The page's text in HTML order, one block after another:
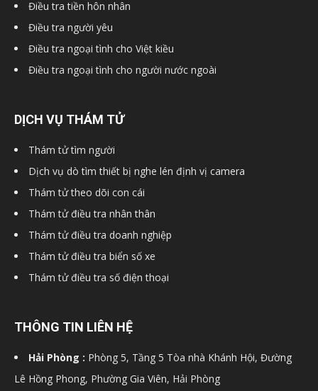
Điều tra tiền hôn nhân
Điều tra người yêu
Điều tra ngoại tình cho Việt kiều
Điều tra ngoại tình cho người nước ngoài
DỊCH VỤ THÁM TỬ
Thám tử tìm người
Dịch vụ dò tìm thiết bị nghe lén định vị camera
Thám tử theo dõi con cái
Thám tử điều tra nhân thân
Thám tử điều tra doanh nghiệp
Thám tử điều tra biển số xe
Thám tử điều tra số điện thoại
THÔNG TIN LIÊN HỆ
Hải Phòng : Phòng 5, Tầng 5 Tòa nhà Khánh Hội, Đường
Lê Hồng Phong, Phường Gia Viên, Hải Phòng